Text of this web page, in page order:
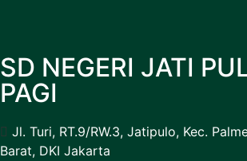
SD NEGERI JATI
PAGI
Jl. Turi, RT.9/RW.3, Jatipulo, Kec.
Barat, DKI Jakarta